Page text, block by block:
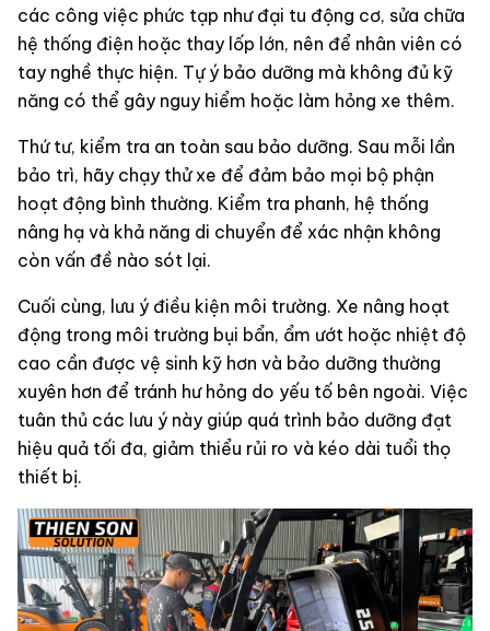
các công việc phức tạp như đại tu động cơ, sửa chữa
hệ thống điện hoặc thay lốp lớn, nên để nhân viên có
tay nghề thực hiện. Tự ý bảo dưỡng mà không đủ kỹ
năng có thể gây nguy hiểm hoặc làm hỏng xe thêm.
Thứ tư, kiểm tra an toàn sau bảo dưỡng. Sau mỗi lần
bảo trì, hãy chạy thử xe để đảm bảo mọi bộ phận
hoạt động bình thường. Kiểm tra phanh, hệ thống
nâng hạ và khả năng di chuyển để xác nhận không
còn vấn đề nào sót lại.
Cuối cùng, lưu ý điều kiện môi trường. Xe nâng hoạt
động trong môi trường bụi bẩn, ẩm ướt hoặc nhiệt độ
cao cần được vệ sinh kỹ hơn và bảo dưỡng thường
xuyên hơn để tránh hư hỏng do yếu tố bên ngoài. Việc
tuân thủ các lưu ý này giúp quá trình bảo dưỡng đạt
hiệu quả tối đa, giảm thiểu rủi ro và kéo dài tuổi thọ
thiết bị.